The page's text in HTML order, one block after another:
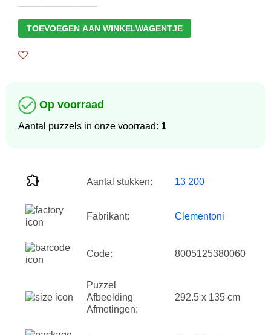
TOEVOEGEN AAN WINKELWAGENTJE
Op voorraad
Aantal puzzels in onze voorraad: 1
Aantal stukken: 13 200
Fabrikant: Clementoni
Code: 8005125380060
Puzzel
Afbeelding
Afmetingen:
292.5 x 135 cm